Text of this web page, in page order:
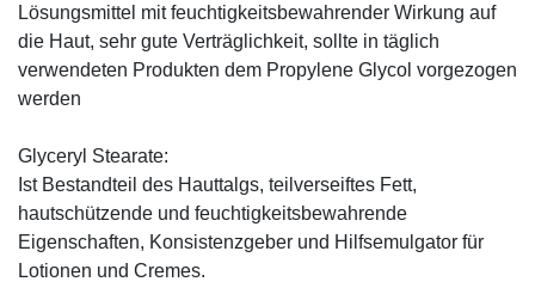
Lösungsmittel mit feuchtigkeitsbewahrender Wirkung auf
die Haut, sehr gute Verträglichkeit, sollte in täglich
verwendeten Produkten dem Propylene Glycol vorgezogen
werden
Glyceryl Stearate:
Ist Bestandteil des Hauttalgs, teilverseiftes Fett,
hautschützende und feuchtigkeitsbewahrende
Eigenschaften, Konsistenzgeber und Hilfsemulgator für
Lotionen und Cremes.